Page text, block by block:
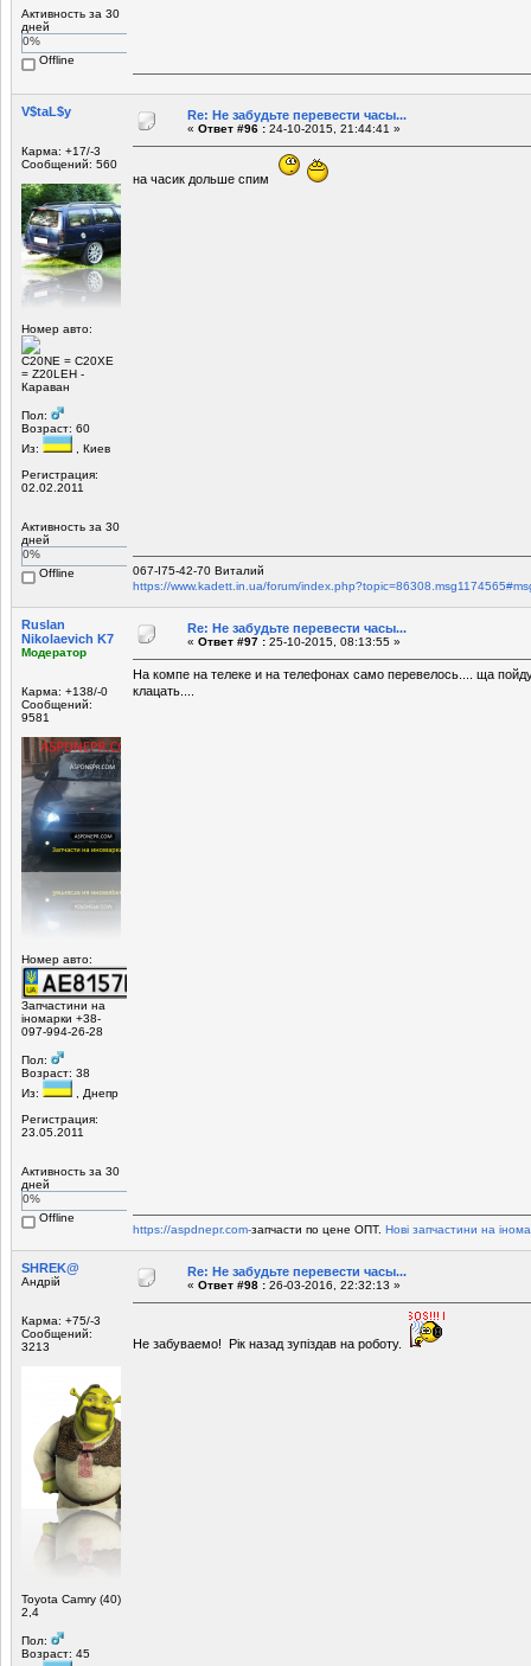
Активность за 30
дней
0%
Offline
V$taL$y
Карма: +17/-3
Сообщений: 560
Номер авто:
C20NE = С20ХЕ
= Z20LEH -
Караван
Пол:
Возраст: 60
Из:
, Киев
Регистрация:
02.02.2011
Активность за 30
дней
0%
Offline
Re: Не забудьте перевести часы...
« Ответ #96 : 24-10-2015, 21:44:41 »
на часик дольше спим
067-I75-42-70 Виталий
https://www.kadett.in.ua/forum/
Ruslan
Nikolaevich K7
Модератор
Карма: +138/-0
Сообщений:
9581
Номер авто:
Запчастини на
іномарки +38-
097-994-26-28
Пол:
Возраст: 38
Из:
, Днепр
Регистрация:
23.05.2011
Активность за 30
дней
0%
Offline
Re: Не забудьте перевести часы...
« Ответ #97 : 25-10-2015, 08:13:55 »
На компе на телеке и на телефонах само перевелось.... ща
клацать....
https://aspdnepr.com-запчасти по цене ОПТ. Нові запчастини на
SHREK@
Андрій
Карма: +75/-3
Сообщений:
3213
Toyota Camry (40)
2,4
Пол:
Возраст: 45
Re: Не забудьте перевести часы...
« Ответ #98 : 26-03-2016, 22:32:13 »
Не забуваемо! Рiк назад зупiздав на роботу.